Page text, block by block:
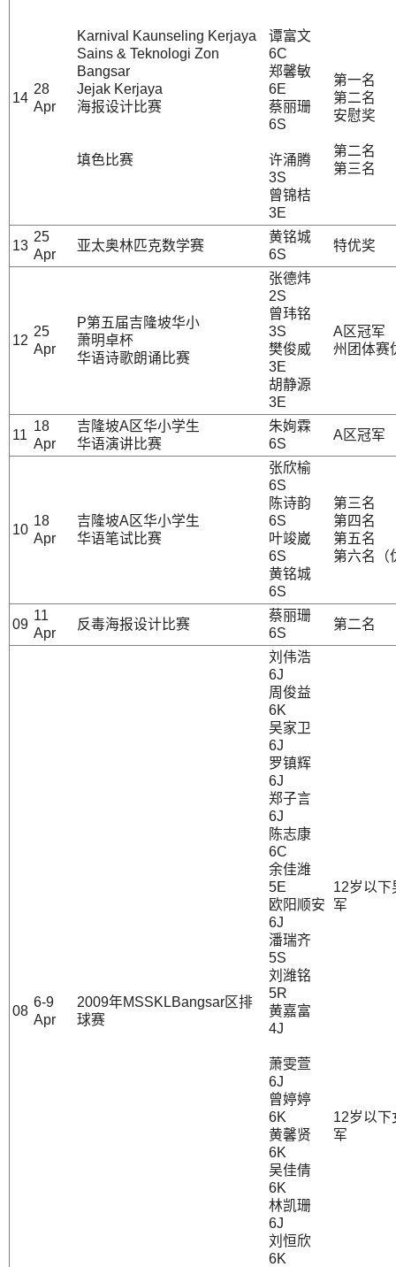
14
28
Apr
Karnival Kaunseling Kerjaya
Sains & Teknologi Zon
Bangsar
Jejak Kerjaya
海报设计比赛
填色比赛
谭富文
6C
郑馨敏
6E
蔡丽珊
6S
许涌腾
3S
曾锦桔
3E
第一名
第二名
安慰奖
第二名
第三名
13
25
Apr
亚太奥林匹克数学赛
黄铭城
6S
特优奖
12
25
Apr
P第五届吉隆坡华小
萧明卓杯
华语诗歌朗诵比赛
张德炜
2S
曾玮铭
3S
樊俊威
3E
胡静源
3E
A区冠军
州团体赛
11
18
Apr
吉隆坡A区华小学生
华语演讲比赛
朱姰霖
6S
A区冠军
10
18
Apr
吉隆坡A区华小学生
华语笔试比赛
张欣榆
6S
陈诗韵
6S
叶竣崴
6S
黄铭城
6S
第三名
第四名
第五名
第六名（
09
11
Apr
反毒海报设计比赛
蔡丽珊
6S
第二名
08
6-9
Apr
2009年MSSKLBangsar区排
球赛
刘伟浩
6J
周俊益
6K
吴家卫
6J
罗镇辉
6J
郑子言
6J
陈志康
6C
余佳潍
5E
欧阳顺安
6J
潘瑞齐
5S
刘潍铭
5R
黄嘉富
4J
萧雯萱
6J
曾婷婷
6K
黄馨贤
6K
吴佳倩
6K
林凯珊
6J
刘恒欣
6K
12岁以下
军
12岁以下
军